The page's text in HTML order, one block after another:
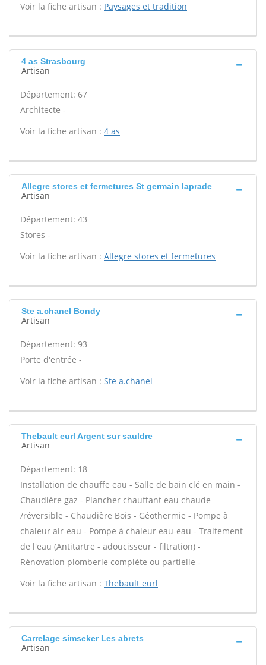
Voir la fiche artisan : Paysages et tradition
4 as Strasbourg
Artisan
Département: 67
Architecte -
Voir la fiche artisan : 4 as
Allegre stores et fermetures St germain laprade
Artisan
Département: 43
Stores -
Voir la fiche artisan : Allegre stores et fermetures
Ste a.chanel Bondy
Artisan
Département: 93
Porte d'entrée -
Voir la fiche artisan : Ste a.chanel
Thebault eurl Argent sur sauldre
Artisan
Département: 18
Installation de chauffe eau - Salle de bain clé en main -
Chaudière gaz - Plancher chauffant eau chaude
/réversible - Chaudière Bois - Géothermie - Pompe à
chaleur air-eau - Pompe à chaleur eau-eau - Traitement
de l'eau (Antitartre - adoucisseur - filtration) -
Rénovation plomberie complète ou partielle -
Voir la fiche artisan : Thebault eurl
Carrelage simseker Les abrets
Artisan